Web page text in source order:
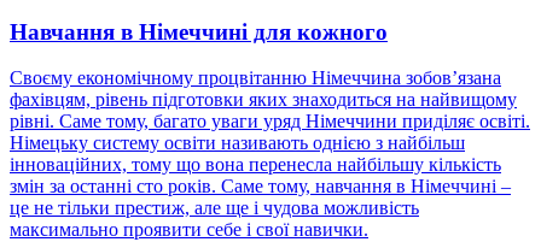
Навчання в Німеччині для кожного
Своєму економічному процвітанню Німеччина зобов’язана
фахівцям, рівень підготовки яких знаходиться на найвищому
рівні. Саме тому, багато уваги уряд Німеччини приділяє освіті.
Німецьку систему освіти називають однією з найбільш
інноваційних, тому що вона перенесла найбільшу кількість
змін за останні сто років. Саме тому, навчання в Німеччині –
це не тільки престиж, але ще і чудова можливість
максимально проявити себе і свої навички.